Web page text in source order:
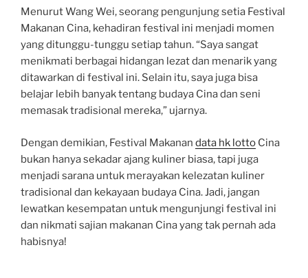
Menurut Wang Wei, seorang pengunjung setia Festival
Makanan Cina, kehadiran festival ini menjadi momen
yang ditunggu-tunggu setiap tahun. “Saya sangat
menikmati berbagai hidangan lezat dan menarik yang
ditawarkan di festival ini. Selain itu, saya juga bisa
belajar lebih banyak tentang budaya Cina dan seni
memasak tradisional mereka,” ujarnya.
Dengan demikian, Festival Makanan data hk lotto Cina
bukan hanya sekadar ajang kuliner biasa, tapi juga
menjadi sarana untuk merayakan kelezatan kuliner
tradisional dan kekayaan budaya Cina. Jadi, jangan
lewatkan kesempatan untuk mengunjungi festival ini
dan nikmati sajian makanan Cina yang tak pernah ada
habisnya!